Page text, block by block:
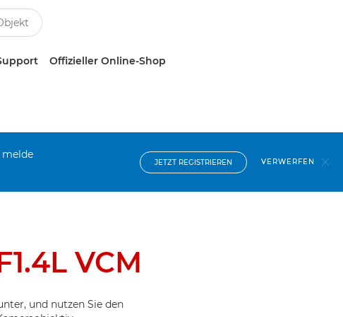
Offizieller Online-Shop
melde
JETZT REGISTRIEREN VERWERFEN
VCM
und nutzen Sie den